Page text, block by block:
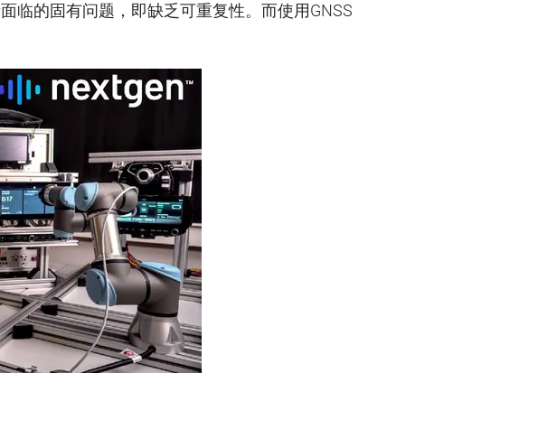
临的固有问题，即缺乏可重复性。而使用GNSS